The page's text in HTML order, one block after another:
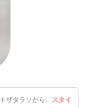
ザタラソから、
スタイ